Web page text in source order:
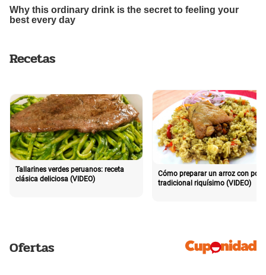
Recetas
Tallarines verdes peruanos: receta
clásica deliciosa (VIDEO)
Cómo preparar un arroz con pollo
tradicional riquísimo (VIDEO)
Ofertas